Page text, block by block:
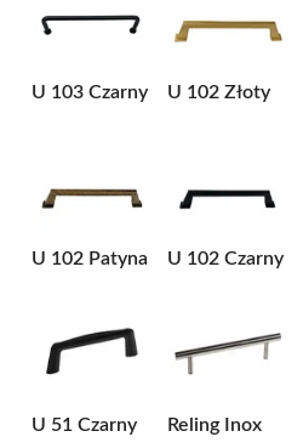
U 103 Czarny U 102 Złoty
U 102 Patyna U 102 Czarny
U 51 Czarny
Reling Inox